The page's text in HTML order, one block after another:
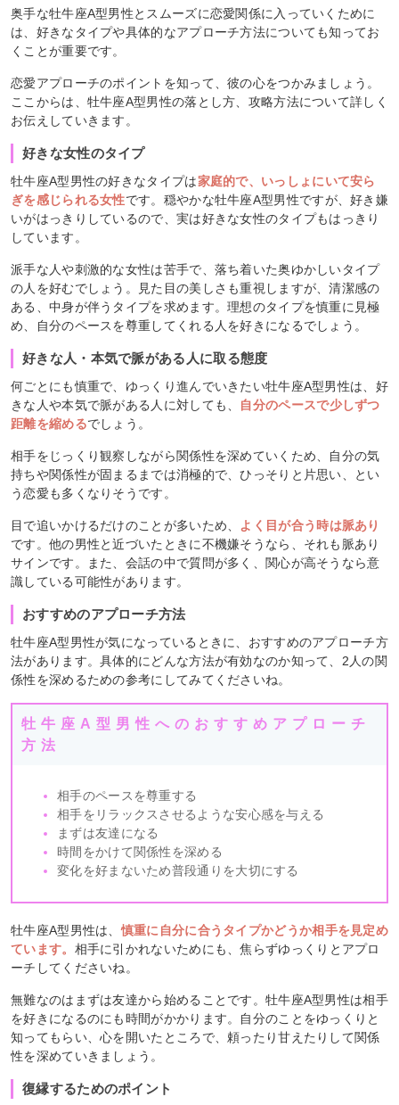
奥手な牡牛座A型男性とスムーズに恋愛関係に入っていくために
は、好きなタイプや具体的なアプローチ方法についても知ってお
くことが重要です。
恋愛アプローチのポイントを知って、彼の心をつかみましょう。
ここからは、牡牛座A型男性の落とし方、攻略方法について詳しく
お伝えしていきます。
好きな女性のタイプ
牡牛座A型男性の好きなタイプは家庭的で、いっしょにいて安ら
ぎを感じられる女性です。穏やかな牡牛座A型男性ですが、好き嫌
いがはっきりしているので、実は好きな女性のタイプもはっきり
しています。
派手な人や刺激的な女性は苦手で、落ち着いた奥ゆかしいタイプ
の人を好むでしょう。見た目の美しさも重視しますが、清潔感の
ある、中身が伴うタイプを求めます。理想のタイプを慎重に見極
め、自分のペースを尊重してくれる人を好きになるでしょう。
好きな人・本気で脈がある人に取る態度
何ごとにも慎重で、ゆっくり進んでいきたい牡牛座A型男性は、好
きな人や本気で脈がある人に対しても、 自分のペースで少しずつ
距離を縮めるでしょう。
相手をじっくり観察しながら関係性を深めていくため、自分の気
持ちや関係性が固まるまでは消極的で、ひっそりと片思い、とい
う恋愛も多くなりそうです。
目で追いかけるだけのことが多いため、 よく目が合う時は脈あり
です。他の男性と近づいたときに不機嫌そうなら、それも脈あり
サインです。また、会話の中で質問が多く、関心が高そうなら意
識している可能性があります。
おすすめのアプローチ方法
牡牛座A型男性が気になっているときに、おすすめのアプローチ方
法があります。具体的にどんな方法が有効なのか知って、2人の関
係性を深めるための参考にしてみてくださいね。
牡牛座A型男性へのおすすめアプローチ
方法
相手のペースを尊重する
相手をリラックスさせるような安心感を与える
まずは友達になる
時間をかけて関係性を深める
変化を好まないため普段通りを大切にする
牡牛座A型男性は、慎重に自分に合うタイプかどうか相手を見定め
ています。 相手に引かれないためにも、焦らずゆっくりとアプロ
ーチしてくださいね。
無難なのはまずは友達から始めることです。牡牛座A型男性は相手
を好きになるのにも時間がかかります。自分のことをゆっくりと
知ってもらい、心を開いたところで、頼ったり甘えたりして関係
性を深めていきましょう。
復縁するためのポイント